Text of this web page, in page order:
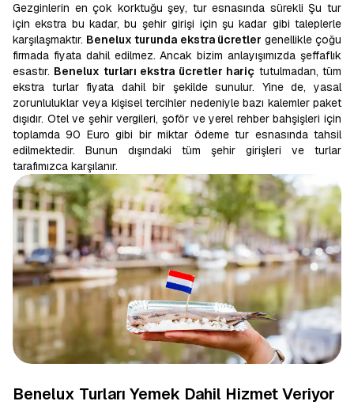
Gezginlerin en çok korktuğu şey, tur esnasında sürekli Şu tur
için ekstra bu kadar, bu şehir girişi için şu kadar gibi taleplerle
karşılaşmaktır. Benelux turunda ekstra ücretler genellikle çoğu
firmada fiyata dahil edilmez. Ancak bizim anlayışımızda şeffaflık
esastır. Benelux turları ekstra ücretler hariç tutulmadan, tüm
ekstra turlar fiyata dahil bir şekilde sunulur. Yine de, yasal
zorunluluklar veya kişisel tercihler nedeniyle bazı kalemler paket
dışıdır. Otel ve şehir vergileri, şoför ve yerel rehber bahşişleri için
toplamda 90 Euro gibi bir miktar ödeme tur esnasında tahsil
edilmektedir. Bunun dışındaki tüm şehir girişleri ve turlar
tarafımızca karşılanır.
Benelux Turları Yemek Dahil Hizmet Veriyor